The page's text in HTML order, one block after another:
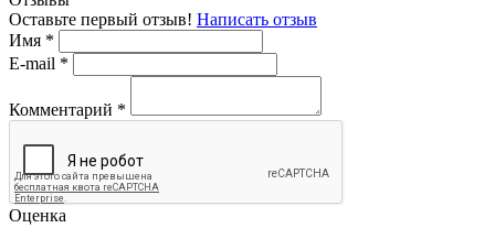
Оставьте первый отзыв! Написать отзыв
Имя *
E-mail *
Комментарий *
Оценка